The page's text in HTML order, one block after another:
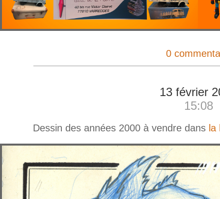
0
13 février
15:08
Dessin des années 2000 à vendre dans la